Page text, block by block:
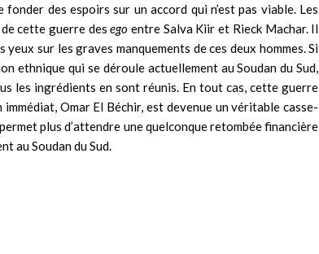
des espoirs sur un accord qui n’est pas viable. Les
cette guerre desego entre Salva Kiir et Rieck Machar. Il
sur les graves manquements de ces deux hommes. Si
ethnique qui se déroule actuellement au Soudan du Sud,
les ingrédients en sont réunis. En tout cas, cette guerre
Omar El Béchir, est devenue un véritable casse-
plus d’attendre une quelconque retombée financière
au Soudan du Sud.